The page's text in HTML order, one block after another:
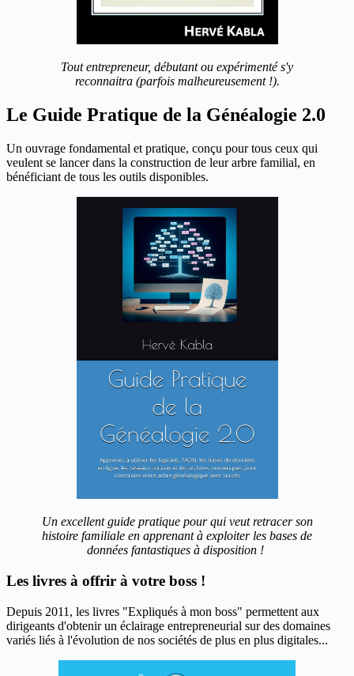
Tout entrepreneur, débutant ou expérimenté s'y
reconnaitra (parfois malheureusement !).
Le Guide Pratique de la Généalogie 2.0
Un ouvrage fondamental et pratique, conçu pour tous ceux qui
veulent se lancer dans la construction de leur arbre familial, en
bénéficiant de tous les outils disponibles.
Un excellent guide pratique pour qui veut retracer son
histoire familiale en apprenant à exploiter les bases de
données fantastiques à disposition !
Les livres à offrir à votre boss !
Depuis 2011, les livres "Expliqués à mon boss" permettent aux
dirigeants d'obtenir un éclairage entrepreneurial sur des domaines
variés liés à l'évolution de nos sociétés de plus en plus digitales...